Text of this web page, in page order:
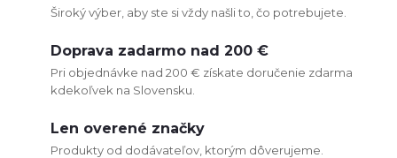
Široký výber, aby ste si vždy našli to, čo potrebujete.
Doprava zadarmo nad 200 €
Pri objednávke nad 200 € získate doručenie zdarma
kdekoľvek na Slovensku.
Len overené značky
Produkty od dodávateľov, ktorým dôverujeme.